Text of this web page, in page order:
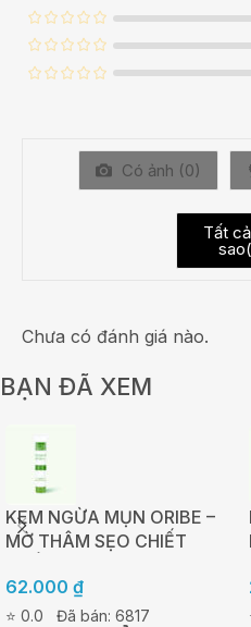
Có ảnh (0)
Tất
sao(
Chưa có đánh giá nào.
BẠN ĐÃ XEM
KEM NGỪA MỤN ORIBE –
MỜ THÂM SẸO CHIẾT
TUÝP 20G
62.000 ₫
⭐ 0.0 Đã bán: 6817